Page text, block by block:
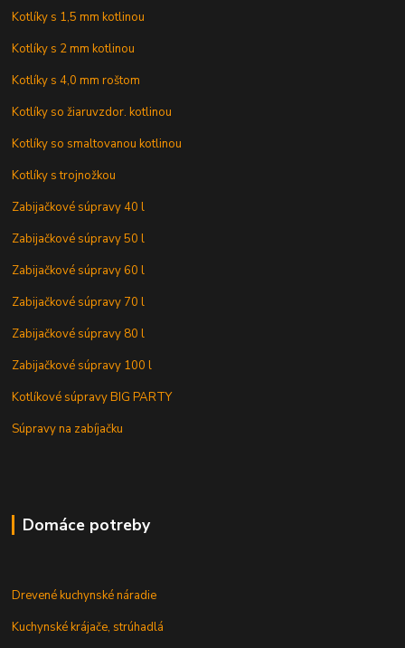
Kotlíky s 1,5 mm kotlinou
Kotlíky s 2 mm kotlinou
Kotlíky s 4,0 mm roštom
Kotlíky so žiaruvzdor. kotlinou
Kotlíky so smaltovanou kotlinou
Kotlíky s trojnožkou
Zabijačkové súpravy 40 l
Zabijačkové súpravy 50 l
Zabijačkové súpravy 60 l
Zabijačkové súpravy 70 l
Zabijačkové súpravy 80 l
Zabijačkové súpravy 100 l
Kotlíkové súpravy BIG PARTY
Súpravy na zabíjačku
Domáce potreby
Drevené kuchynské náradie
Kuchynské krájače, strúhadlá